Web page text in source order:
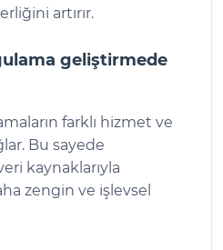
artırır.
geliştirmede
farklı hizmet ve
Bu sayede
kaynaklarıyla
zengin ve işlevsel